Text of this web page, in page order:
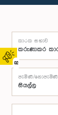
02
කාරක සභාව
පැමිණි/නොපැමිණි